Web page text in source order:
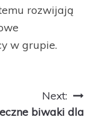
rozwijają
w grupie.
Next:
biwaki dla